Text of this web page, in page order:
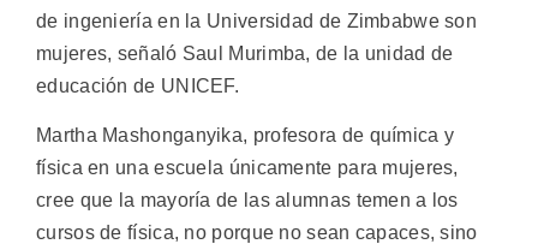
de ingeniería en la Universidad de Zimbabwe son
mujeres, señaló Saul Murimba, de la unidad de
educación de UNICEF.
Martha Mashonganyika, profesora de química y
física en una escuela únicamente para mujeres,
cree que la mayoría de las alumnas temen a los
cursos de física, no porque no sean capaces, sino